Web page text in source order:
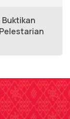
Buktikan